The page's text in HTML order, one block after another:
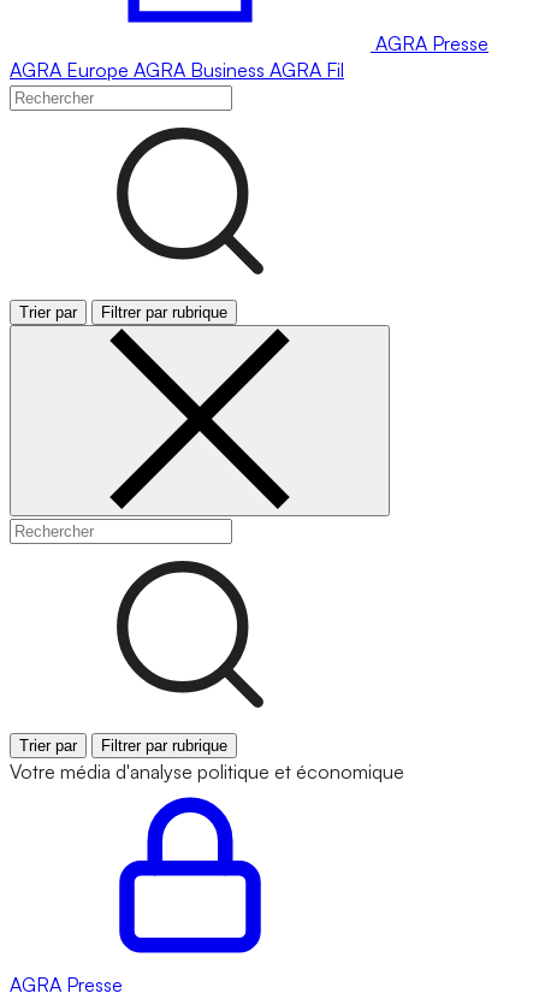
AGRA Presse
AGRA Europe AGRA Business AGRA Fil
Trier par Filtrer par rubrique
Trier par Filtrer par rubrique
Votre média d'analyse politique et économique
AGRA Presse